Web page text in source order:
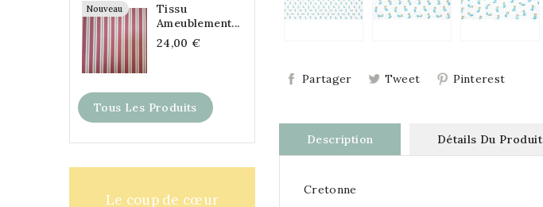
Nouveau
Tissu
Ameublement...
24,00 €
Tous Les Produits
Le coup de cœur
Partager Tweet Pinterest
Description Détails Du Produit
Cretonne